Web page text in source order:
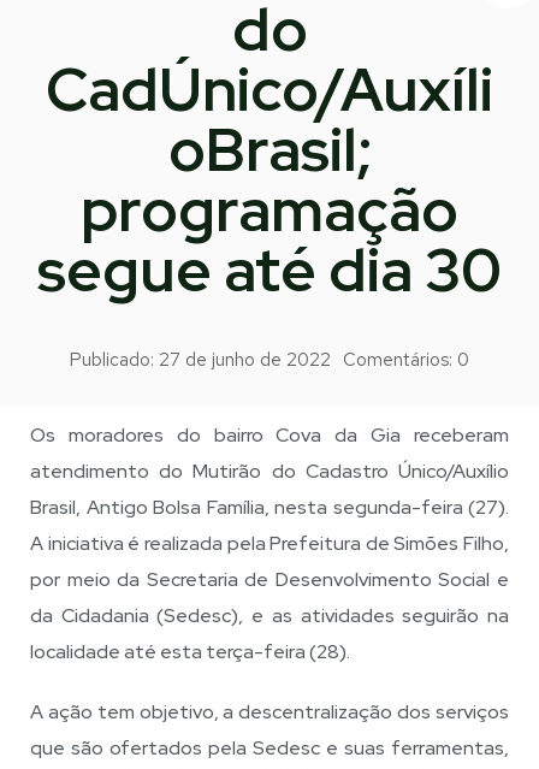
do
CadÚnico/Auxíli
oBrasil;
programação
segue até dia 30
Publicado: 27 de junho de 2022 Comentários: 0
Os moradores do bairro Cova da Gia receberam
atendimento do Mutirão do Cadastro Único/Auxílio
Brasil, Antigo Bolsa Família, nesta segunda-feira (27).
A iniciativa é realizada pela Prefeitura de Simões Filho,
por meio da Secretaria de Desenvolvimento Social e
da Cidadania (Sedesc), e as atividades seguirão na
localidade até esta terça-feira (28).
A ação tem objetivo, a descentralização dos serviços
que são ofertados pela Sedesc e suas ferramentas,